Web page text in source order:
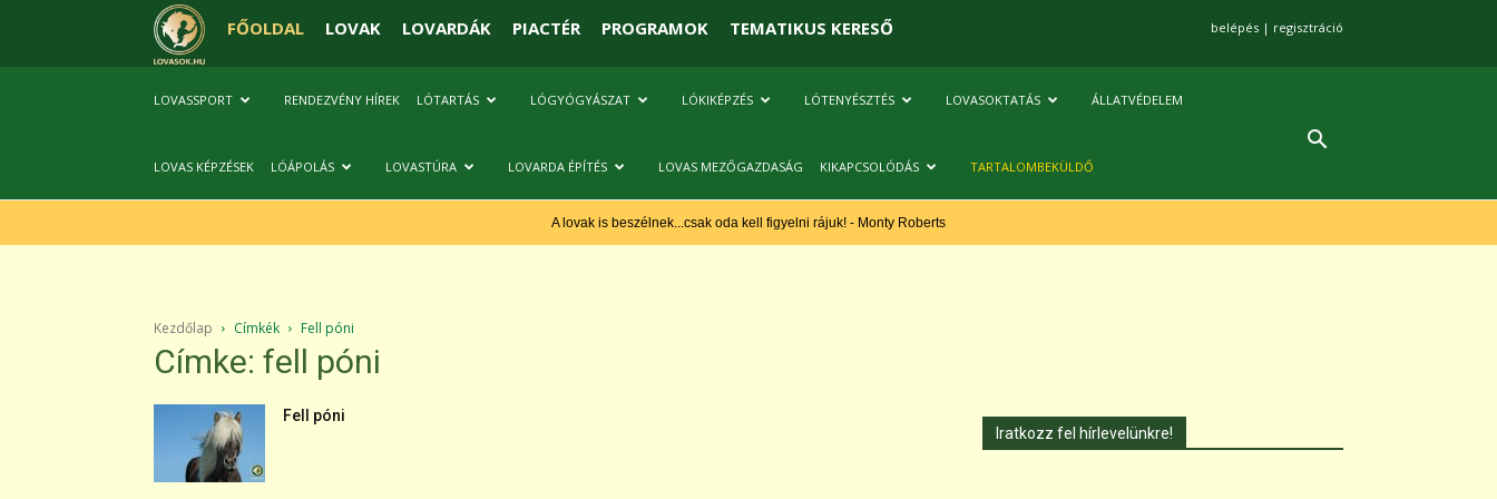
FŐOLDAL LOVAK LOVARDÁK PIACTÉR PROGRAMOK TEMATIKUS KERESŐ belépés | regisztráció
LOVASSPORT RENDEZVÉNY HÍREK LÓTARTÁS LÓGYÓGYÁSZAT LÓKIKÉPZÉS LÓTENYÉSZTÉS LOVASOKTATÁS ÁLLATVÉDELEM
LOVAS KÉPZÉSEK LÓÁPOLÁS LOVASTÚRA LOVARDA ÉPÍTÉS LOVAS MEZŐGAZDASÁG KIKAPCSOLÓDÁS TARTALOMBEKÜLDŐ
A lovak is beszélnek...csak oda kell figyelni rájuk! - Monty Roberts
Kezdőlap Címkék Fell póni
Címke: fell póni
Fell póni
Iratkozz fel hírlevelünkre!